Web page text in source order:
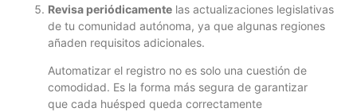
Revisa periódicamente las actualizaciones legislativas
de tu comunidad autónoma, ya que algunas regiones
añaden requisitos adicionales.
Automatizar el registro no es solo una cuestión de
comodidad. Es la forma más segura de garantizar
que cada huésped queda correctamente